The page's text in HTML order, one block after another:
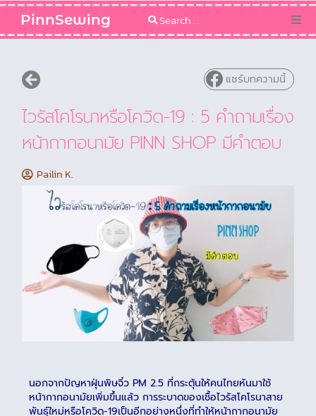
PinnSewing
Sewing Pattern
แชร์บทความนี้
ไวรัสโคโรนาหรือโควิด-19 : 5 คำถามเรื่อง
หน้ากากอนามัย PINN SHOP มีคำตอบ
Pailin K.
นอกจากปัญหาฝุ่นพิษจิ๋ว PM 2.5 ที่กระตุ้นให้คนไทยหันมาใช้
หน้ากากอนามัยเพิ่มขึ้นแล้ว การระบาดของเชื้อไวรัสโคโรนาสาย
พันธุ์ใหม่หรือโควิด-19เป็นอีกอย่างหนึ่งที่ทำให้หน้ากากอนามัย